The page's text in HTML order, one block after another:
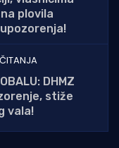
plovila
DHMZ
stiže
vala!